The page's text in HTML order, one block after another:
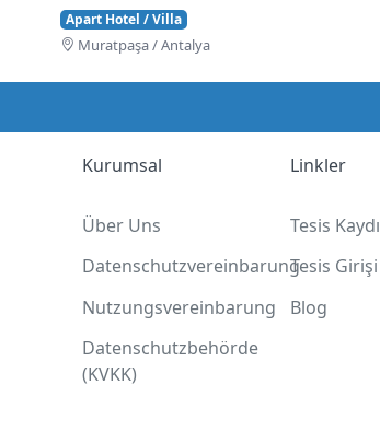
Apart Hotel / Villa
Muratpaşa / Antalya
Kurumsal
Über Uns
Datenschutzvereinbarung
Nutzungsvereinbarung
Datenschutzbehörde
(KVKK)
Linkler
Tesis Kaydı
Tesis Girişi
Blog